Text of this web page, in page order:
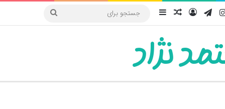
اینستاگرام
تلگرامورودنوشته تصادفی
سایدبار
جستجو
نژاد
پوسته